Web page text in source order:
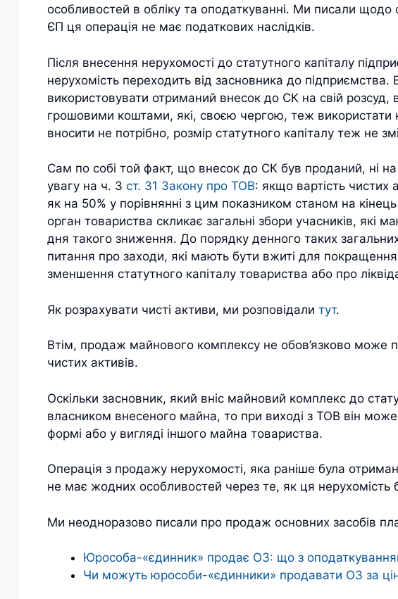
особливостей в обліку та оподаткуванні. Ми писали
ЄП ця операція не має податкових наслідків.
Після внесення нерухомості до статутного капіталу
нерухомість переходить від засновника до
використовувати отриманий внесок до СК на свій розсуд,
грошовими коштами, які, своєю чергою, теж використати
вносити не потрібно, розмір статутного капіталу теж не
Сам по собі той факт, що внесок до СК був проданий, ні
увагу на ч. 3 ст. 31 Закону про ТОВ: якщо вартість чистих
як на 50% у порівнянні з цим показником станом на
орган товариства скликає загальні збори учасників, які
дня такого зниження. До порядку денного таких
питання про заходи, які мають бути вжиті для
зменшення статутного капіталу товариства або про
Як розрахувати чисті активи, ми розповідали тут.
Втім, продаж майнового комплексу не обов’язково може
чистих активів.
Оскільки засновник, який вніс майновий комплекс до
власником внесеного майна, то при виході з ТОВ він
формі або у вигляді іншого майна товариства.
Операція з продажу нерухомості, яка раніше була
не має жодних особливостей через те, як ця нерухомість
Ми неодноразово писали про продаж основних засобів
Юрособа-«єдинник» продає ОЗ: що з
Чи можуть юрособи-«єдинники» продавати ОЗ за